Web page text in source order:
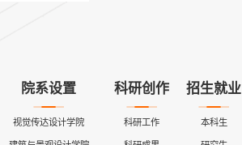
院系设置
视觉传达设计学院
科研创作
科研工作
招生就业
本科生